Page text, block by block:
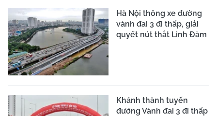
Hà Nội thông xe đường
vành đai 3 đi thấp, giải
quyết nút thắt Linh Đàm
Khánh thành tuyến
đường Vành đai 3 đi thấp